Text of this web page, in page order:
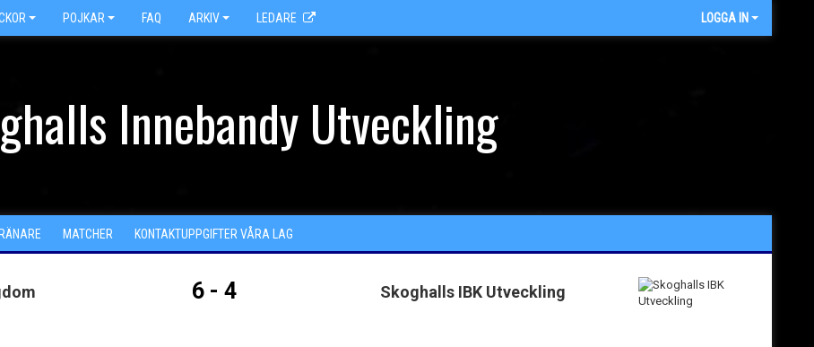
POJKAR FAQ ARKIV LEDARE LOGGA IN
Innebandy Utveckling
MATCHER KONTAKTUPPGIFTER VÅRA LAG
6 - 4 Skoghalls IBK Utveckling